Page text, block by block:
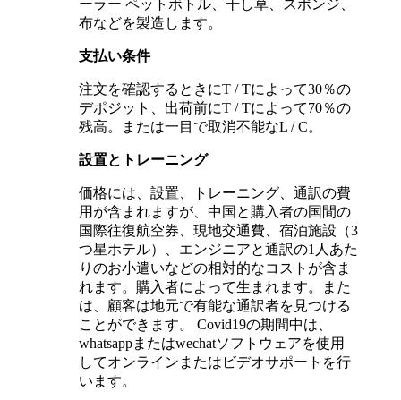
ーラー ペットボトル、干し草、スポンジ、
布などを製造します。
支払い条件
注文を確認するときにT / Tによって30％の
デポジット、出荷前にT / Tによって70％の
残高。または一目で取消不能なL / C。
設置とトレーニング
価格には、設置、トレーニング、通訳の費
用が含まれますが、中国と購入者の国間の
国際往復航空券、現地交通費、宿泊施設（3
つ星ホテル）、エンジニアと通訳の1人あた
りのお小遣いなどの相対的なコストが含ま
れます。購入者によって生まれます。また
は、顧客は地元で有能な通訳者を見つける
ことができます。 Covid19の期間中は、
whatsappまたはwechatソフトウェアを使用
してオンラインまたはビデオサポートを行
います。